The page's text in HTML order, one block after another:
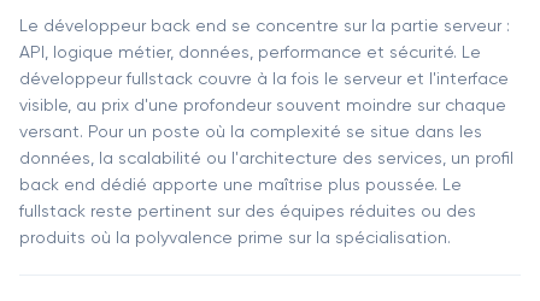
Le développeur back end se concentre sur la partie serveur :
API, logique métier, données, performance et sécurité. Le
développeur fullstack couvre à la fois le serveur et l'interface
visible, au prix d'une profondeur souvent moindre sur chaque
versant. Pour un poste où la complexité se situe dans les
données, la scalabilité ou l'architecture des services, un profil
back end dédié apporte une maîtrise plus poussée. Le
fullstack reste pertinent sur des équipes réduites ou des
produits où la polyvalence prime sur la spécialisation.